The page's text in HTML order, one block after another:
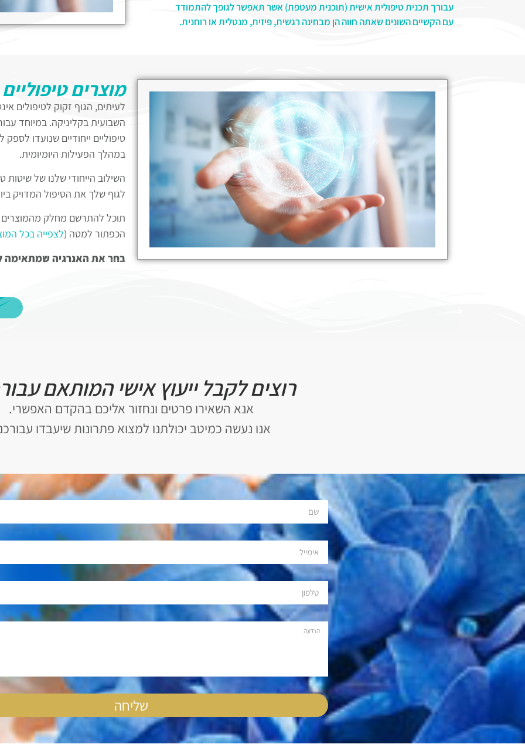
עבורך תכנית טיפולית אישית (תוכנית מעטפת) אשר תאפשר לגופך להתמודד
עם הקשיים השונים שאתה חווה הן מבחינה רגשית, פיזית, מנטלית או רוחנית.
מוצרים
לעיתים, הגוף זקוק לטיפולים
השבועית בקליניקה. במיוחד
טיפוליים ייחודיים שנועדו
במהלך הפעילות היומיומית.
השילוב הייחודי שלנו של שיטות
לגוף שלך את הטיפול המדויק
תוכל להתרשם מחלק מהמוצרים
הכפתור למטה (לצפייה בכל
בחר את האנרגיה שמתאימה
אחד ואחת מאיתנו! מדוע?
בלבד. עד כמה אתה אוהב את
הטיפול הספציפי הזה יכול
מחוסר באהבה בחייהם.
גם לאנשים הסובלים מקשיים
ליבי מלא באהבה (טיפול
הקשר עם האני הפנימי
להנות מניקוי רעלים עוצמתי.
הטיפול עובד בעזרת טיפולים
האהבה העצמית שלך.
הטיפול יכול לעזור לך לשחרר
ואירועים טראומטיים אשר
רוצים לקבל ייעוץ אישי המותאם
אנא השאירו פרטים ונחזור אליכם בהקדם האפשרי.
אנו נעשה כמיטב יכולתנו למצוא פתרונות שיעבדו
שליחה